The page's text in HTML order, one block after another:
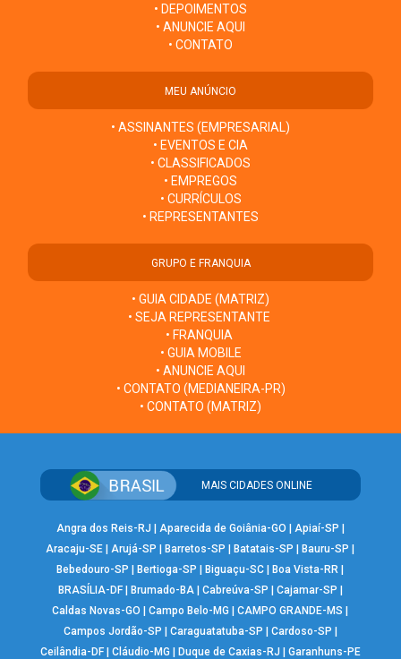
• DEPOIMENTOS
• ANUNCIE AQUI
• CONTATO
MEU ANÚNCIO
• ASSINANTES (EMPRESARIAL)
• EVENTOS E CIA
• CLASSIFICADOS
• EMPREGOS
• CURRÍCULOS
• REPRESENTANTES
GRUPO E FRANQUIA
• GUIA CIDADE (MATRIZ)
• SEJA REPRESENTANTE
• FRANQUIA
• GUIA MOBILE
• ANUNCIE AQUI
• CONTATO (MEDIANEIRA-PR)
• CONTATO (MATRIZ)
MAIS CIDADES ONLINE
Angra dos Reis-RJ | Aparecida de Goiânia-GO | Apiaí-SP |
Aracaju-SE |Arujá-SP |Barretos-SP |Batatais-SP |Bauru-SP |
Bebedouro-SP |Bertioga-SP |Biguaçu-SC |Boa Vista-RR |
BRASÍLIA-DF| Brumado-BA| Cabreúva-SP | Cajamar-SP |
Caldas Novas-GO |Campo Belo-MG |CAMPO GRANDE-MS |
Campos Jordão-SP | Caraguatatuba-SP | Cardoso-SP |
Ceilândia-DF| Cláudio-MG | Duque de Caxias-RJ | Garanhuns-PE